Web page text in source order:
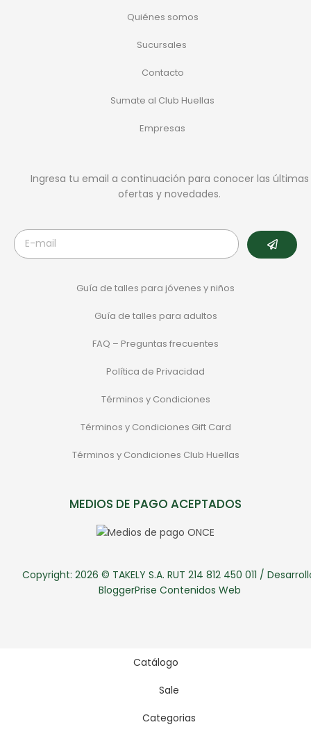
Quiénes somos
Sucursales
Contacto
Sumate al Club Huellas
Empresas
Ingresa tu email a continuación para conocer las últimas
ofertas y novedades.
Guía de talles para jóvenes y niños
Guía de talles para adultos
FAQ – Preguntas frecuentes
Política de Privacidad
Términos y Condiciones
Términos y Condiciones Gift Card
Términos y Condiciones Club Huellas
MEDIOS DE PAGO ACEPTADOS
Copyright: 2026 © TAKELY S.A. RUT 214 812 450 011 /
BloggerPrise Contenidos Web
Catálogo
Sale
Categorias